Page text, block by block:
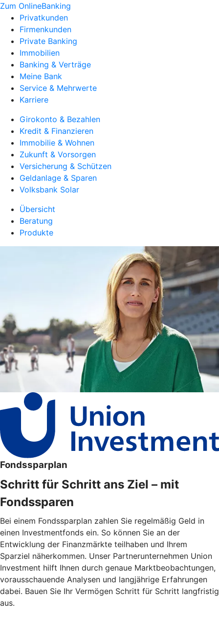
Zum OnlineBanking
Privatkunden
Firmenkunden
Private Banking
Immobilien
Banking & Verträge
Meine Bank
Service & Mehrwerte
Karriere
Girokonto & Bezahlen
Kredit & Finanzieren
Immobilie & Wohnen
Zukunft & Vorsorgen
Versicherung & Schützen
Geldanlage & Sparen
Volksbank Solar
Übersicht
Beratung
Produkte
Fondssparplan
Schritt für Schritt ans Ziel – mit
Fondssparen
Bei einem Fondssparplan zahlen Sie regelmäßig Geld in
einen Investmentfonds ein. So können Sie an der
Entwicklung der Finanzmärkte teilhaben und Ihrem
Sparziel näherkommen. Unser Partnerunternehmen Union
Investment hilft Ihnen durch genaue Marktbeobachtungen,
vorausschauende Analysen und langjährige Erfahrungen
dabei. Bauen Sie Ihr Vermögen Schritt für Schritt langfristig
aus.